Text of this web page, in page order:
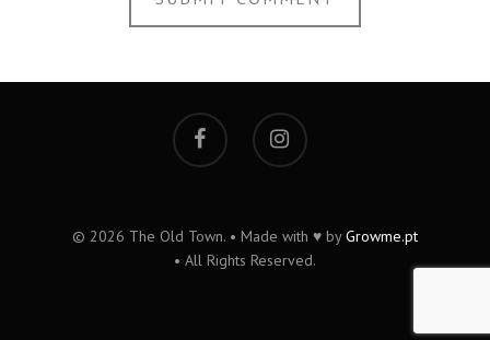
© 2026 The Old Town. • Made with ♥ byGrowme.pt
• All Rights Reserved.